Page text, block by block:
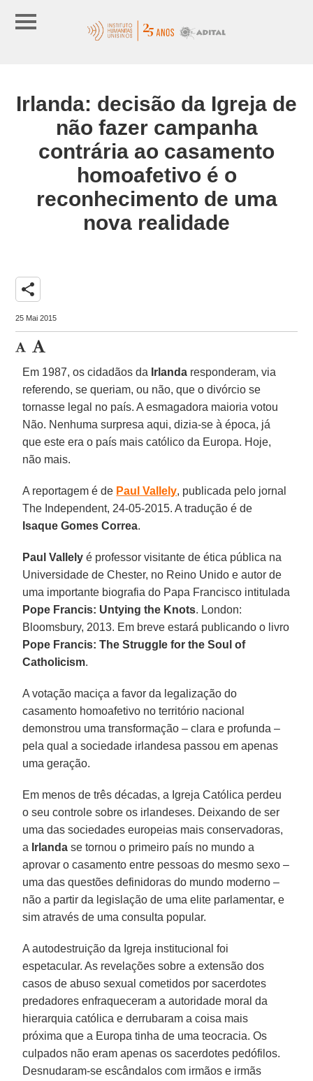
Irlanda: decisão da Igreja de
não fazer campanha
contrária ao casamento
homoafetivo é o
reconhecimento de uma
nova realidade
share
25 Mai 2015
Em 1987, os cidadãos da Irlanda responderam, via
referendo, se queriam, ou não, que o divórcio se
tornasse legal no país. A esmagadora maioria votou
Não. Nenhuma surpresa aqui, dizia-se à época, já
que este era o país mais católico da Europa. Hoje,
não mais.
A reportagem é de Paul Vallely, publicada pelo jornal
The Independent, 24-05-2015. A tradução é de
Isaque Gomes Correa.
Paul Vallely é professor visitante de ética pública na
Universidade de Chester, no Reino Unido e autor de
uma importante biografia do Papa Francisco intitulada
Pope Francis: Untying the Knots. London:
Bloomsbury, 2013. Em breve estará publicando o livro
Pope Francis: The Struggle for the Soul of
Catholicism.
A votação maciça a favor da legalização do
casamento homoafetivo no território nacional
demonstrou uma transformação – clara e profunda –
pela qual a sociedade irlandesa passou em apenas
uma geração.
Em menos de três décadas, a Igreja Católica perdeu
o seu controle sobre os irlandeses. Deixando de ser
uma das sociedades europeias mais conservadoras,
a Irlanda se tornou o primeiro país no mundo a
aprovar o casamento entre pessoas do mesmo sexo –
uma das questões definidoras do mundo moderno –
não a partir da legislação de uma elite parlamentar, e
sim através de uma consulta popular.
A autodestruição da Igreja institucional foi
espetacular. As revelações sobre a extensão dos
casos de abuso sexual cometidos por sacerdotes
predadores enfraqueceram a autoridade moral da
hierarquia católica e derrubaram a coisa mais
próxima que a Europa tinha de uma teocracia. Os
culpados não eram apenas os sacerdotes pedófilos.
Desnudaram-se escândalos com irmãos e irmãs